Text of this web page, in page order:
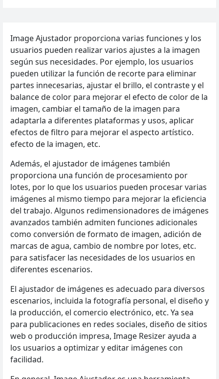
Image Ajustador proporciona varias funciones y los
usuarios pueden realizar varios ajustes a la imagen
según sus necesidades. Por ejemplo, los usuarios
pueden utilizar la función de recorte para eliminar
partes innecesarias, ajustar el brillo, el contraste y el
balance de color para mejorar el efecto de color de la
imagen, cambiar el tamaño de la imagen para
adaptarla a diferentes plataformas y usos, aplicar
efectos de filtro para mejorar el aspecto artístico.
efecto de la imagen, etc.
Además, el ajustador de imágenes también
proporciona una función de procesamiento por
lotes, por lo que los usuarios pueden procesar varias
imágenes al mismo tiempo para mejorar la eficiencia
del trabajo. Algunos redimensionadores de imágenes
avanzados también admiten funciones adicionales
como conversión de formato de imagen, adición de
marcas de agua, cambio de nombre por lotes, etc.
para satisfacer las necesidades de los usuarios en
diferentes escenarios.
El ajustador de imágenes es adecuado para diversos
escenarios, incluida la fotografía personal, el diseño y
la producción, el comercio electrónico, etc. Ya sea
para publicaciones en redes sociales, diseño de sitios
web o producción impresa, Image Resizer ayuda a
los usuarios a optimizar y editar imágenes con
facilidad.